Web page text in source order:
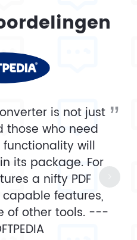
is not just
those who need
will
its package. For
a nifty PDF
features,
of other tools. ---